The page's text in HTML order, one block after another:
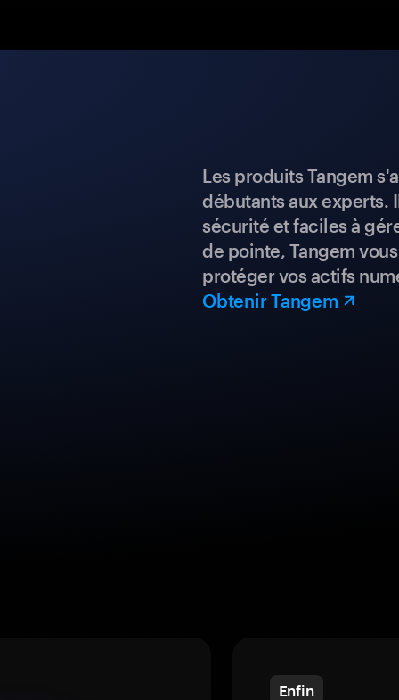
Les produits Tangem
débutants aux experts.
sécurité et faciles à
de pointe, Tangem
protéger vos actifs
Obtenir Tangem
Enfin